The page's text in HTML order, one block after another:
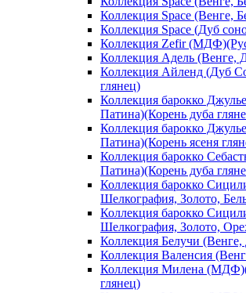
Коллекция Space (Венге,
Коллекция Space (Дуб
Коллекция Zefir
Коллекция Адель (Венге,
Коллекция Айленд (Дуб
глянец)
Коллекция барокко
Патина)(Корень дуба
Коллекция барокко
Патина)(Корень ясеня
Коллекция барокко
Патина)(Корень дуба
Коллекция барокко
Шелкография, Золото,
Коллекция барокко
Шелкография, Золото,
Коллекция Белучи (Венге,
Коллекция Валенсия
Коллекция Милена
глянец)